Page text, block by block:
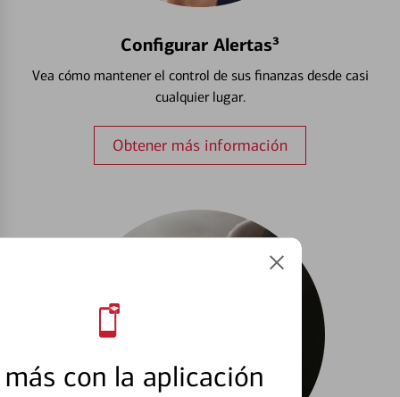
con la aplicación
Configurar Alertas³
Vea cómo mantener el control de sus finanzas desde casi
cualquier lugar.
Obtener más información